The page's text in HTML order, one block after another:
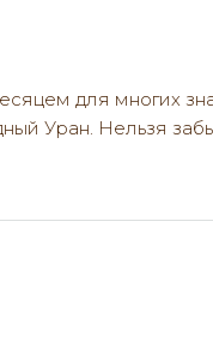
для многих
Уран. Нельзя